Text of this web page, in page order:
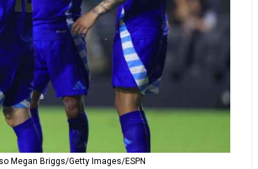
Megan Briggs/Getty Images/ESPN